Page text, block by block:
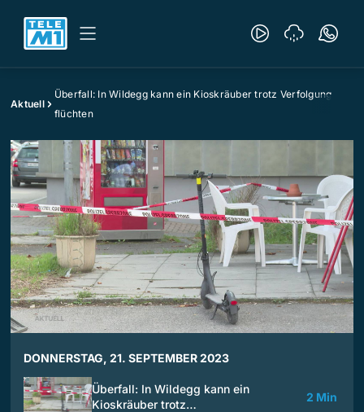
Aktuell
Überfall: In Wildegg kann ein Kioskräuber trotz Verfolgung
flüchten
DONNERSTAG, 21. SEPTEMBER 2023
Überfall: In Wildegg kann ein
Kioskräuber trotz…
2 Min